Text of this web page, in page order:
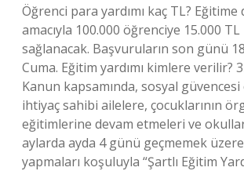
Öğrenci para yardımı kaç TL? Eğitime
amacıyla 100.000 öğrenciye 15.000
sağlanacak. Başvuruların son günü
Cuma. Eğitim yardımı kimlere verilir?
Kanun kapsamında, sosyal
ihtiyaç sahibi ailelere, çocuklarının
eğitimlerine devam etmeleri ve
aylarda ayda 4 günü geçmemek üzere
yapmaları koşuluyla “Şartlı Eğitim